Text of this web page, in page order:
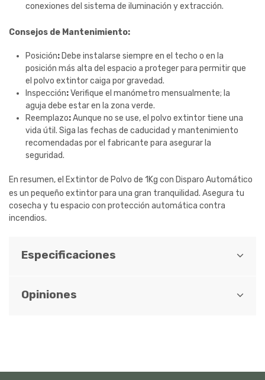
conexiones del sistema de iluminación y extracción.
Consejos de Mantenimiento:
Posición: Debe instalarse siempre en el techo o en la
posición más alta del espacio a proteger para permitir que
el polvo extintor caiga por gravedad.
Inspección:Verifique el manómetro mensualmente; la
aguja debe estar en la zona verde.
Reemplazo:Aunque no se use, el polvo extintor tiene una
vida útil. Siga las fechas de caducidad y mantenimiento
recomendadas por el fabricante para asegurar la
seguridad.
En resumen, el Extintor de Polvo de 1 Kg con Disparo Automático
es un pequeño extintor para una gran tranquilidad. Asegura tu
cosecha y tu espacio con protección automática contra
incendios.
Especificaciones
Opiniones